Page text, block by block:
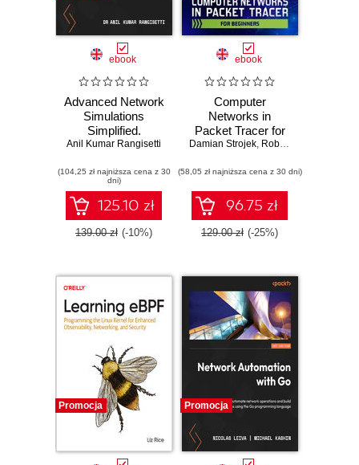
ebook
Advanced Network
Simulations
Simplified.
Practical guide for
(802.11n/ac/ax),
and LTE networks
using ns-3
Anil Kumar Rangisetti
(104,25 zł najniższa cena z 30
dni)
125.10 zł
139.00 zł (-10%)
ebook
Computer
Networks in
Packet Tracer for
beginners
Damian Strojek, Robert Wszelaki
(58,05 zł najniższa cena z 30 dni)
96.75 zł
129.00 zł (-25%)
Promocja Promocja